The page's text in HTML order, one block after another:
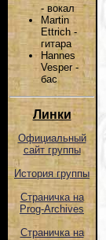
- вокал
Martin
Ettrich -
гитара
Hannes
Vesper -
бас
Линки
Официальный
сайт группы
История группы
Страничка на
Prog-Archives
Страничка на